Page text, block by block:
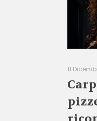
11